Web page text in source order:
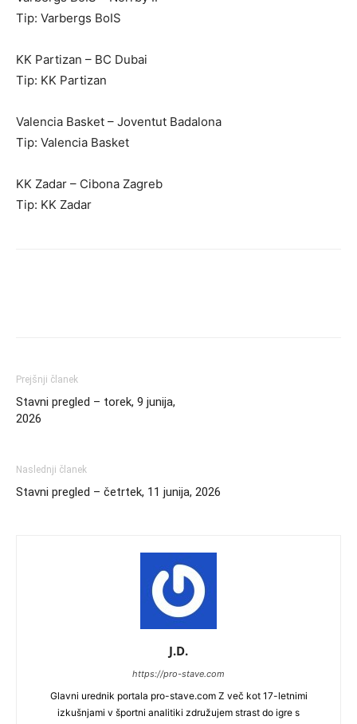
Tip: Varbergs BoIS
KK Partizan – BC Dubai
Tip: KK Partizan
Valencia Basket – Joventut Badalona
Tip: Valencia Basket
KK Zadar – Cibona Zagreb
Tip: KK Zadar
Prejšnji članek
Stavni pregled – torek, 9 junija,
2026
Naslednji članek
Stavni pregled – četrtek, 11 junija, 2026
J.D.
https://pro-stave.com
Glavni urednik portala pro-stave.com Z več kot 17-letnimi
izkušnjami v športni analitiki združujem strast do igre s